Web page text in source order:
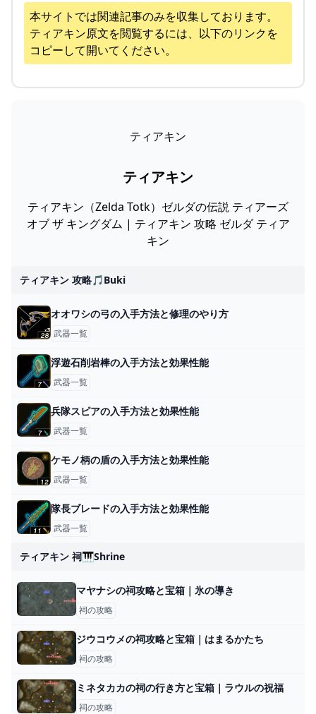
本サイトでは関連記事のみを収集しております。
ティアキン原文を閲覧するには、以下のリンクを
コピーして開いてください。
ティアキン
ティアキン
ティアキン（Zelda Totk）ゼルダの伝説 ティアーズ
オブ ザ キングダム | ティアキン 攻略 ゼルダ ティア
キン
ティアキン 攻略🎵buki
オオワシの弓の入手方法と修理のやり方
武器一覧
浮遊石削岩棒の入手方法と効果性能
武器一覧
兵隊スピアの入手方法と効果性能
武器一覧
ケモノ柄の盾の入手方法と効果性能
武器一覧
隊長ブレードの入手方法と効果性能
武器一覧
ティアキン 祠🎹shrine
マヤナシの祠攻略と宝箱｜氷の導き
祠の攻略
ジウコウメの祠攻略と宝箱｜はまるかたち
祠の攻略
ミネタカカの祠の行き方と宝箱｜ラウルの祝福
祠の攻略